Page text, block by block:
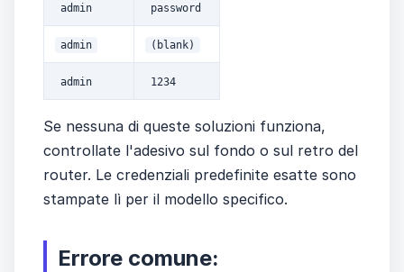
admin password
admin (blank)
admin 1234
Se nessuna di queste soluzioni funziona,
controllate l'adesivo sul fondo o sul retro del
router. Le credenziali predefinite esatte sono
stampate lì per il modello specifico.
Errore comune: